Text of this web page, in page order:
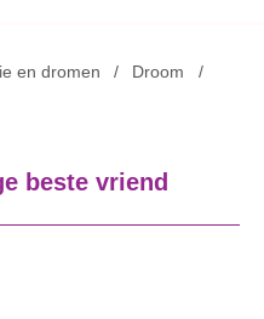
en dromen Droom
beste vriend